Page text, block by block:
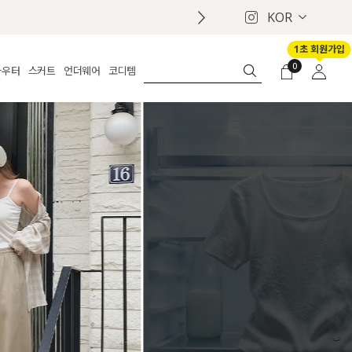
KOR
터
켓
집업
트
딩
스커트
롱
데님
린넨
미니/미디
팬츠 스커트
언더웨어
보정웨어
브라
팬티
인견
나시/속바지
파자마
ETC
세트
코디템
MADE
신상
벨트
슈즈
백
쥬얼리
액세서리
양말/스타킹
세트
0
1초 회원가입